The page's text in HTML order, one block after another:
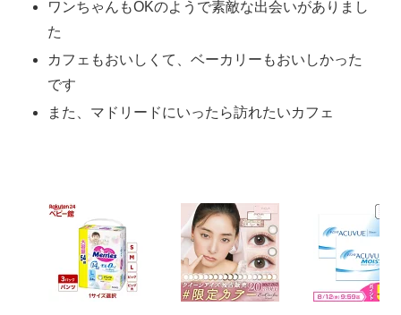
ワンちゃんもOKのようで素敵な出会いがありまし
た
カフェもおいしくて、ベーカリーもおいしかった
です
また、マドリードにいったら訪れたいカフェ